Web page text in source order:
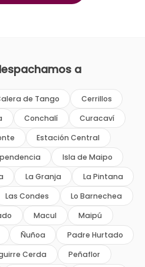
a
de Tango
Cerrillos
Conchalí
Curacaví
Estación Central
Isla de Maipo
La Granja
La Pintana
Las Condes
Lo Barnechea
Macul
Maipú
Ñuñoa
Padre Hurtado
Cerda Peñaflor